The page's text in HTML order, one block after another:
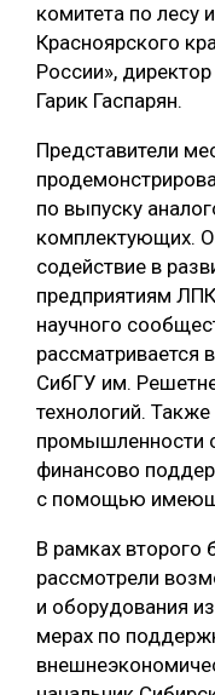
комитета по лесу
Красноярского
России»,
Гарик Гаспарян.
Представители
по выпуску
комплектующих.
содействие в
предприятиям
научного
рассматривается
СибГУ им.
технологий.
промышленности
финансово
с помощью
В рамках второго
рассмотрели
и оборудования
мерах по